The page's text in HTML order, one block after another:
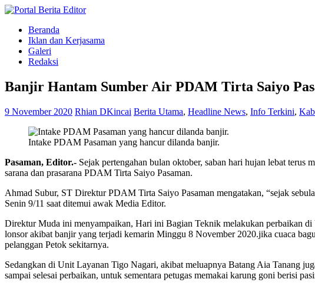
Beranda
Iklan dan Kerjasama
Galeri
Redaksi
Banjir Hantam Sumber Air PDAM Tirta Saiyo
9 November 2020 Rhian DKincai Berita Utama, Headline News, Info Terkini,
Intake PDAM Pasaman yang hancur dilanda banjir.
Pasaman, Editor.- Sejak pertengahan bulan oktober, saban hari hujan lebat terus
sarana dan prasarana PDAM Tirta Saiyo Pasaman.
Ahmad Subur, ST Direktur PDAM Tirta Saiyo Pasaman mengatakan, “sejak
Senin 9/11 saat ditemui awak Media Editor.
Direktur Muda ini menyampaikan, Hari ini Bagian Teknik melakukan perbaikan
lonsor akibat banjir yang terjadi kemarin Minggu 8 November 2020.jika cuaca
pelanggan Petok sekitarnya.
Sedangkan di Unit Layanan Tigo Nagari, akibat meluapnya Batang Aia Tanang
sampai selesai perbaikan, untuk sementara petugas memakai karung goni berisi